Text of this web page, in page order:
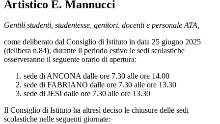
Artistico E. Mannucci
Gentili studenti, studentesse, genitori, docenti e personale ATA,
come deliberato dal Consiglio di Istituto in data 25 giugno 2025
(delibera n.84), durante il periodo estivo le sedi scolastiche
osserveranno il seguente orario di apertura:
sede di ANCONA dalle ore 7.30 alle ore 14.00
sede di FABRIANO dalle ore 7.30 alle ore 13.30
sede di JESI dalle ore 7.30 alle ore 13.30
Il Consiglio di Istituto ha altresì deciso le chiusure delle sedi
scolastiche nelle seguenti giornate: